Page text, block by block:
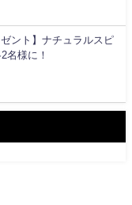
ント】ナチュラルスピ
名様に！